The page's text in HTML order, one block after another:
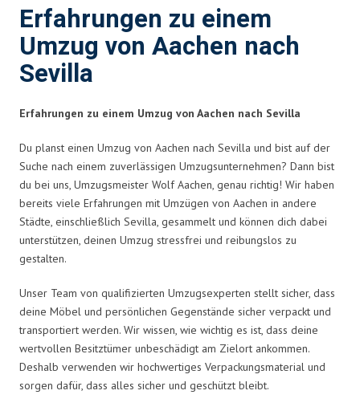
Erfahrungen zu einem
Umzug von Aachen nach
Sevilla
Erfahrungen zu einem Umzug von Aachen nach Sevilla
Du planst einen Umzug von Aachen nach Sevilla und bist auf der
Suche nach einem zuverlässigen Umzugsunternehmen? Dann bist
du bei uns, Umzugsmeister Wolf Aachen, genau richtig! Wir haben
bereits viele Erfahrungen mit Umzügen von Aachen in andere
Städte, einschließlich Sevilla, gesammelt und können dich dabei
unterstützen, deinen Umzug stressfrei und reibungslos zu
gestalten.
Unser Team von qualifizierten Umzugsexperten stellt sicher, dass
deine Möbel und persönlichen Gegenstände sicher verpackt und
transportiert werden. Wir wissen, wie wichtig es ist, dass deine
wertvollen Besitztümer unbeschädigt am Zielort ankommen.
Deshalb verwenden wir hochwertiges Verpackungsmaterial und
sorgen dafür, dass alles sicher und geschützt bleibt.